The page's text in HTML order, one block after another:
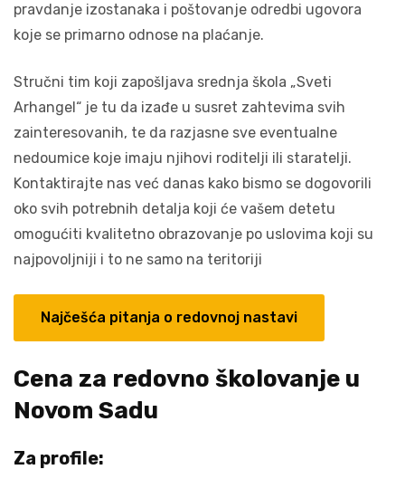
pravdanje izostanaka i poštovanje odredbi ugovora
koje se primarno odnose na plaćanje.
Stručni tim koji zapošljava srednja škola „Sveti
Arhangel“ je tu da izađe u susret zahtevima svih
zainteresovanih, te da razjasne sve eventualne
nedoumice koje imaju njihovi roditelji ili staratelji.
Kontaktirajte nas već danas kako bismo se dogovorili
oko svih potrebnih detalja koji će vašem detetu
omogućiti kvalitetno obrazovanje po uslovima koji su
najpovoljniji i to ne samo na teritoriji
Najčešća pitanja o redovnoj nastavi
Cena za redovno školovanje u
Novom Sadu
Za profile: